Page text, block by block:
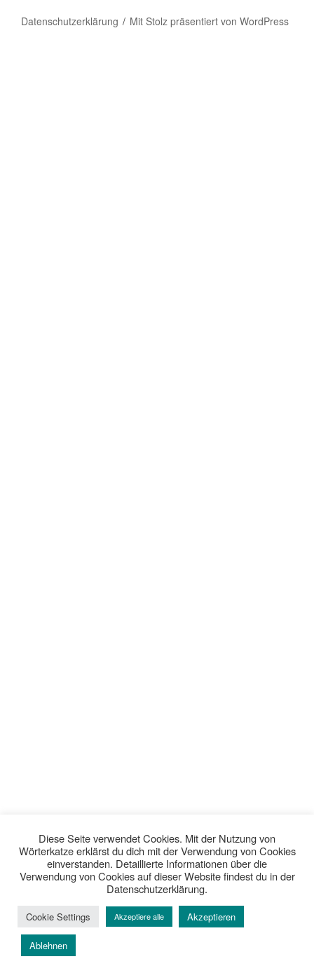
Datenschutzerklärung Mit Stolz präsentiert von WordPress
Diese Seite verwendet Cookies. Mit der Nutzung von
Wörterkatze erklärst du dich mit der Verwendung von Cookies
einverstanden. Detaillierte Informationen über die
Verwendung von Cookies auf dieser Website findest du in der
Datenschutzerklärung.
Cookie Settings Akzeptiere alle Akzeptieren
Ablehnen